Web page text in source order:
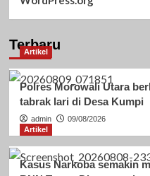
Terbaru
Artikel
Polres Morowali Utara
tabrak lari di Desa Kumpi
admin
09/08/2026
Artikel
Kasus Narkoba semakin